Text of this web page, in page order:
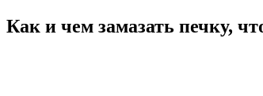
Как и чем замазать печку,